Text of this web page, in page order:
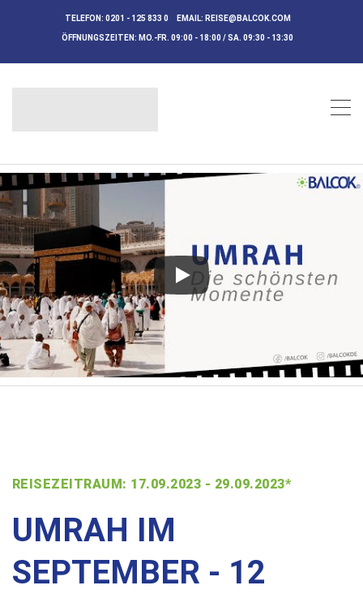
TELEFON: 0201 - 125 833 0 EMAIL: REISE@BALCOK.COM
ÖFFNUNGSZEITEN: MO.-FR. 09:00 - 18:00 / SA. 09:30 - 13:30
REISEZEITRAUM: 17.09.2023 - 29.09.2023*
UMRAH IM
SEPTEMBER - 12